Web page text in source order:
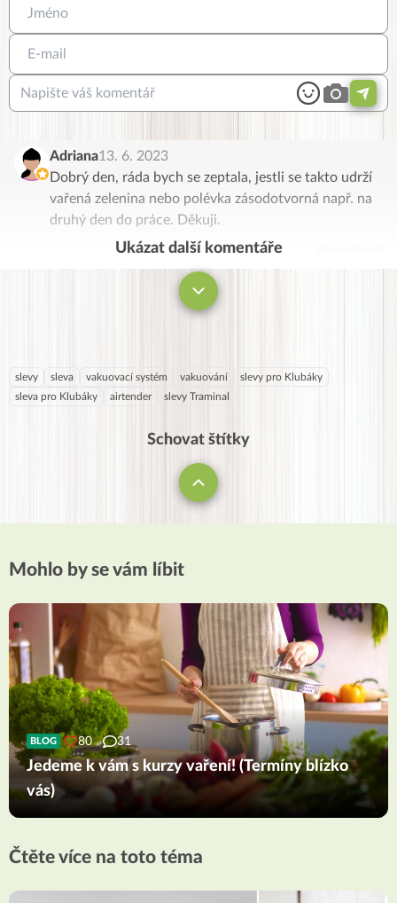
Adriana13. 6. 2023
Dobrý den, ráda bych se zeptala, jestli se takto udrží
vařená zelenina nebo polévka zásodotvorná např. na
druhý den do práce. Děkuji.
Ukázat další komentáře
slevy sleva vakuovací systém vakuování
slevy pro Klubáky
sleva pro Klubáky
airtender slevy Traminal
Schovat štítky
Mohlo by se vám líbit
BLOG 80 31
Jedeme k vám s kurzy vaření! (Termíny blízko
vás)
Čtěte více na toto téma